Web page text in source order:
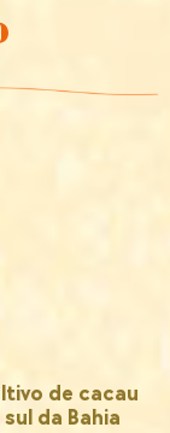
de cacau
da Bahia